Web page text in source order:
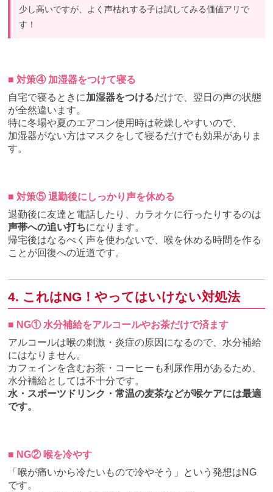
少し高いですが、よく声枯れする子は試してみる価値アリで
す！
■ 対策④ 加湿器をつけて寝る
自宅で寝るときに加湿器をつけるだけで、翌日の声の状態
が全然違います。
特に冬場や夏のエアコン使用時は乾燥しやすいので、
加湿器がない方はマスクをして寝るだけでも効果がありま
す。
■ 対策⑤ 退勤後にしっかり声を休める
退勤後に友達と電話したり、カラオケに行ったりするのは
声帯への追い打ちになります。
帰宅後はなるべく声を使わないで、喉を休める時間を作る
ことが回復への近道です。
4. これはNG！やってはいけない対処法
■ NG① 水分補給をアルコールやお茶だけで済ます
アルコールは喉の刺激・炎症の原因になるので、水分補給
にはなりません。
カフェインを含むお茶・コーヒーも利尿作用があるため、
水分補給としては不十分です。
水・スポーツドリンク・常温の麦茶などが喉ケアには最適
です。
■ NG② 喉を冷やす
「喉が痛いから冷たいもので冷やそう」という発想はNG
です。